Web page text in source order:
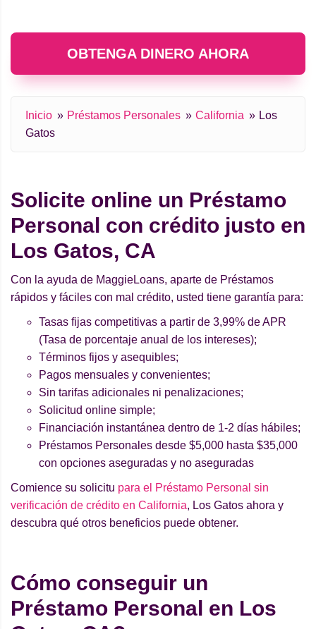
OBTENGA DINERO AHORA
Inicio Préstamos Personales California
Los
Gatos
Solicite online un Préstamo
Personal con crédito justo en
Los Gatos, CA
Con la ayuda de MaggieLoans, aparte de Préstamos
rápidos y fáciles con mal crédito, usted tiene garantía para:
Tasas fijas competitivas a partir de 3,99% de APR
(Tasa de porcentaje anual de los intereses);
Términos fijos y asequibles;
Pagos mensuales y convenientes;
Sin tarifas adicionales ni penalizaciones;
Solicitud online simple;
Financiación instantánea dentro de 1-2 días hábiles;
Préstamos Personales desde $5,000 hasta $35,000
con opciones aseguradas y no aseguradas
Comience su solicitu para el Préstamo Personal sin
verificación de crédito en California, Los Gatos ahora y
descubra qué otros beneficios puede obtener.
Cómo conseguir un
Préstamo Personal en Los